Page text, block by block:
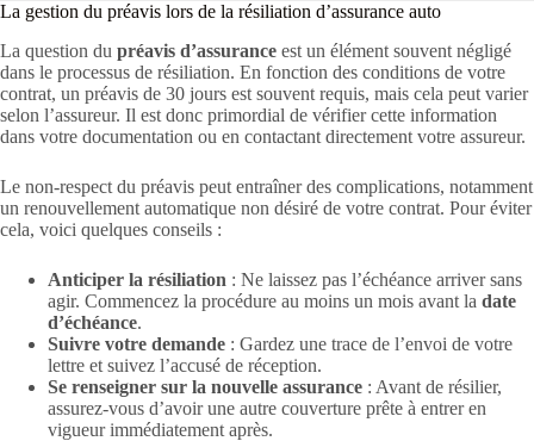
La gestion du préavis lors de la résiliation d’assurance auto
La question du préavis d’assurance est un élément souvent négligé
dans le processus de résiliation. En fonction des conditions de votre
contrat, un préavis de 30 jours est souvent requis, mais cela peut varier
selon l’assureur. Il est donc primordial de vérifier cette information
dans votre documentation ou en contactant directement votre assureur.
Le non-respect du préavis peut entraîner des complications, notamment
un renouvellement automatique non désiré de votre contrat. Pour éviter
cela, voici quelques conseils :
Anticiper la résiliation : Ne laissez pas l’échéance arriver sans
agir. Commencez la procédure au moins un mois avant la date
d’échéance.
Suivre votre demande : Gardez une trace de l’envoi de votre
lettre et suivez l’accusé de réception.
Se renseigner sur la nouvelle assurance : Avant de résilier,
assurez-vous d’avoir une autre couverture prête à entrer en
vigueur immédiatement après.